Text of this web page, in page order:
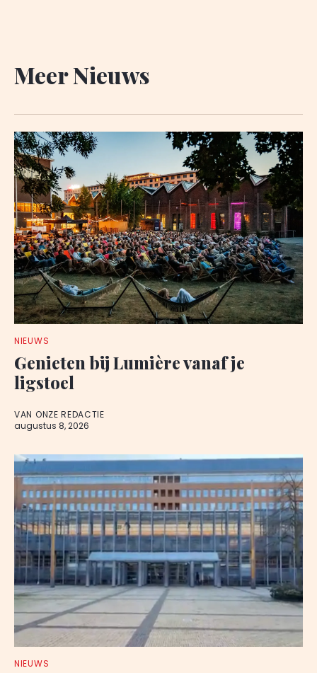
Meer Nieuws
NIEUWS
Genieten bij Lumière vanaf je
ligstoel
VAN ONZE REDACTIE
augustus 8, 2026
NIEUWS